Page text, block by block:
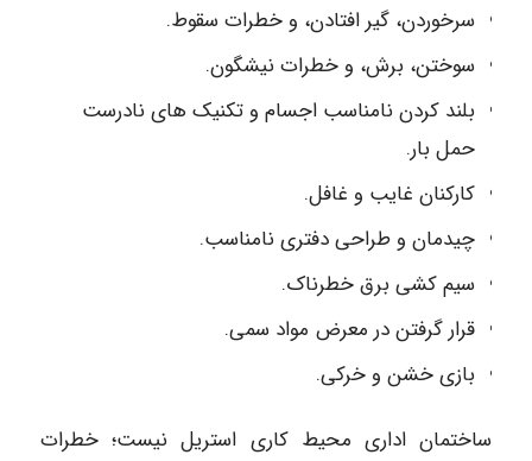
سرخوردن، گیر افتادن، و خطرات سقوط.
سوختن، برش، و خطرات نیشگون.
بلند کردن نامناسب اجسام و تکنیک های نادرست
حمل بار.
کارکنان غایب و غافل.
چیدمان و طراحی دفتری نامناسب.
سیم کشی برق خطرناک.
قرار گرفتن در معرض مواد سمی.
بازی خشن و خرکی.
ساختمان اداری محیط کاری استریل نیست؛ خطرات